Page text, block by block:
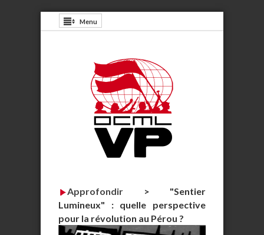
Menu
Approfondir > "Sentier
Lumineux" : quelle perspective
pour la révolution au Pérou ?